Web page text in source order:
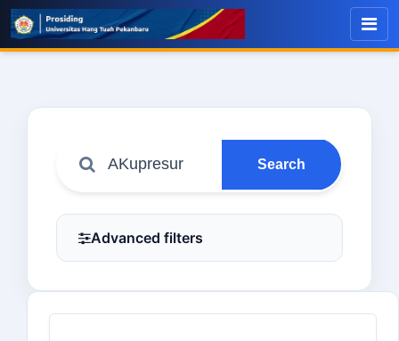
Search
Advanced filters